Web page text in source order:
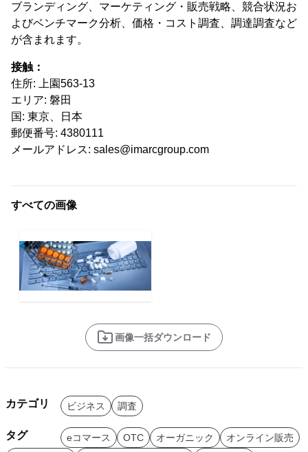
ブランディング、マーケティング・販売戦略、競合状況お
よびベンチマーク分析、価格・コスト調査、調達調査など
が含まれます。
接触：
住所: 上園563-13
エリア: 磐田
国: 東京、日本
郵便番号: 4380111
メールアドレス: sales@imarcgroup.com
すべての画像
画像一括ダウンロード
カテゴリ ビジネス 調査
タグ eコマース OTC オーガニック
オンライン販売